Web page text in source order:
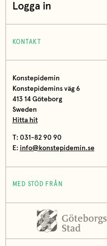
Logga in
KONTAKT
Konstepidemin
Konstepidemins väg 6
413 14 Göteborg
Sweden
Hitta hit
T: 031-82 90 90
E: info@konstepidemin.se
MED STÖD FRÅN